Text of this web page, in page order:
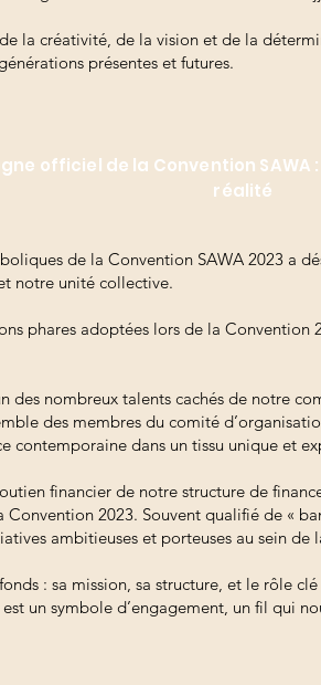
la créativité, de la vision et de la
présentes et futures.
officiel de la Convention SAWA
réalité
de la Convention SAWA 2023 a
notre unité collective.
phares adoptées lors de la
des nombreux talents cachés de notre
des membres du comité
contemporaine dans un tissu unique et
financier de notre structure de
Convention 2023. Souvent qualifié de «
ambitieuses et porteuses au sein de
: sa mission, sa structure, et le rôle
un symbole d’engagement, un fil qui